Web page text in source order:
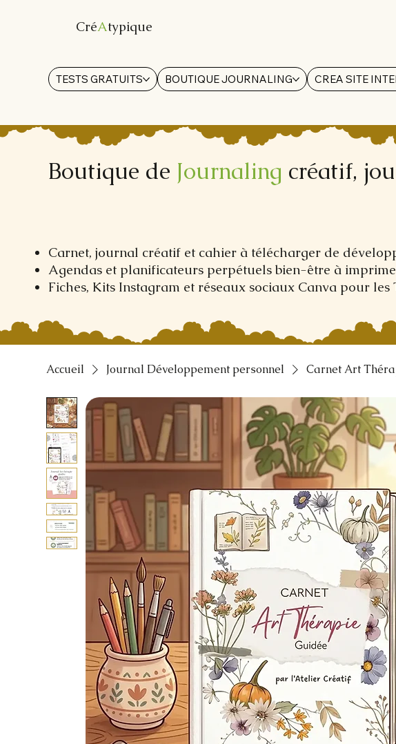
CréAtypique
TESTS GRATUITS BOUTIQUE JOURNALING CREA SITE
Boutique de Journaling créatif,
Carnet, journal créatif et cahier à télécharger de
Agendas et planificateurs perpétuels bien-être à
Fiches, Kits Instagram et réseaux sociaux Canva pour
Accueil Journal Développement personnel Carnet Art